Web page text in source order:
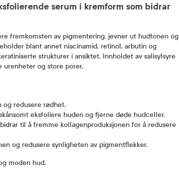
serum i kremform som bidrar
fremkomsten av pigmentering, jevner ut hudtonen og
blant annet niacinamid, retinol, arbutin og
strukturer i ansiktet. Innholdet av salisylsyre
urenheter og store porer.
og redusere rødhet.
eksfoliere huden og fjerne døde hudceller.
til å fremme kollagenproduksjonen for å redusere
og redusere synligheten av pigmentflekker.
moden hud.